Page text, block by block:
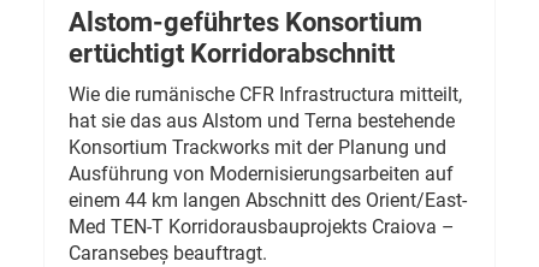
Alstom-geführtes Konsortium
ertüchtigt Korridorabschnitt
Wie die rumänische CFR Infrastructura mitteilt,
hat sie das aus Alstom und Terna bestehende
Konsortium Trackworks mit der Planung und
Ausführung von Modernisierungsarbeiten auf
einem 44 km langen Abschnitt des Orient/East-
Med TEN-T Korridorausbauprojekts Craiova –
Caransebeș beauftragt.